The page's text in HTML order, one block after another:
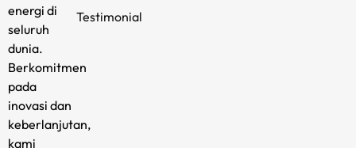
energi di
seluruh
dunia.
Berkomitmen
pada
inovasi dan
keberlanjutan,
kami
Testimonial